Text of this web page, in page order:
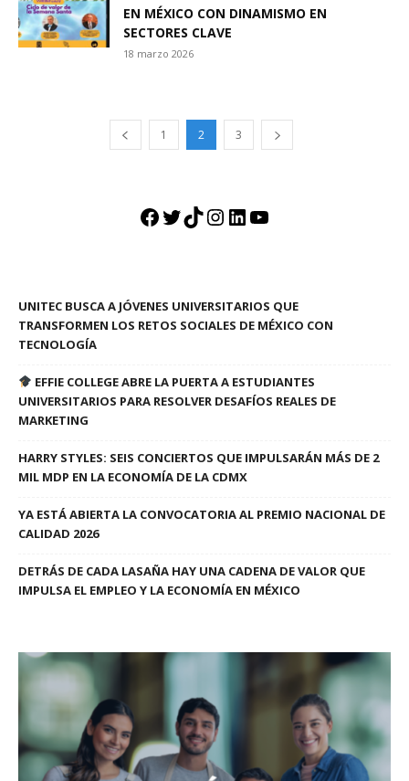
EN MÉXICO CON DINAMISMO EN
SECTORES CLAVE
18 marzo 2026
1 2 3
Facebook
Twitter
TikTok
Instagram
LinkedIn
YouTube
UNITEC BUSCA A JÓVENES UNIVERSITARIOS QUE
TRANSFORMEN LOS RETOS SOCIALES DE MÉXICO CON
TECNOLOGÍA
EFFIE COLLEGE ABRE LA PUERTA A ESTUDIANTES
UNIVERSITARIOS PARA RESOLVER DESAFÍOS REALES DE
MARKETING
HARRY STYLES: SEIS CONCIERTOS QUE IMPULSARÁN MÁS DE 2
MIL MDP EN LA ECONOMÍA DE LA CDMX
YA ESTÁ ABIERTA LA CONVOCATORIA AL PREMIO NACIONAL DE
CALIDAD 2026
DETRÁS DE CADA LASAÑA HAY UNA CADENA DE VALOR QUE
IMPULSA EL EMPLEO Y LA ECONOMÍA EN MÉXICO